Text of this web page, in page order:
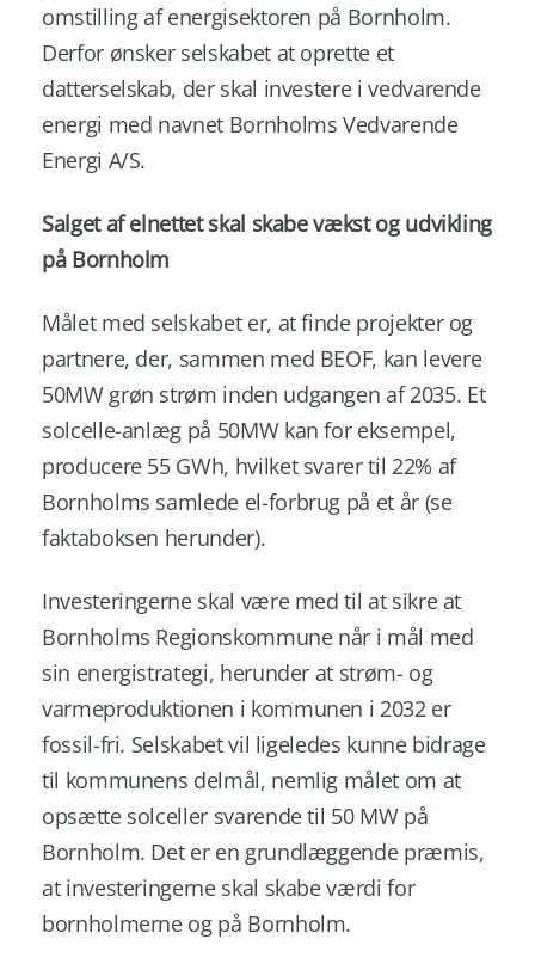
omstilling af energisektoren på Bornholm.
Derfor ønsker selskabet at oprette et
datterselskab, der skal investere i vedvarende
energi med navnet Bornholms Vedvarende
Energi A/S.
Salget af elnettet skal skabe vækst og udvikling
på Bornholm
Målet med selskabet er, at finde projekter og
partnere, der, sammen med BEOF, kan levere
50MW grøn strøm inden udgangen af 2035. Et
solcelle-anlæg på 50MW kan for eksempel,
producere 55 GWh, hvilket svarer til 22% af
Bornholms samlede el-forbrug på et år (se
faktaboksen herunder).
Investeringerne skal være med til at sikre at
Bornholms Regionskommune når i mål med
sin energistrategi, herunder at strøm- og
varmeproduktionen i kommunen i 2032 er
fossil-fri. Selskabet vil ligeledes kunne bidrage
til kommunens delmål, nemlig målet om at
opsætte solceller svarende til 50 MW på
Bornholm. Det er en grundlæggende præmis,
at investeringerne skal skabe værdi for
bornholmerne og på Bornholm.